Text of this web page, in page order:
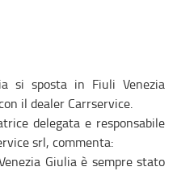
si sposta in Fiuli Venezia
il dealer Carrservice.
delegata e responsabile
srl, commenta:
Giulia è sempre stato